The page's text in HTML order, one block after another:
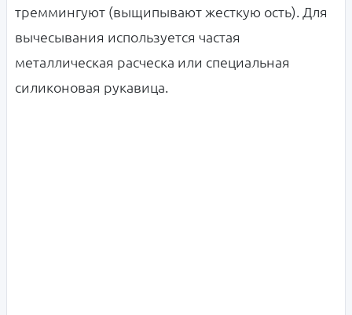
треммингуют (выщипывают жесткую ость). Для
вычесывания используется частая
металлическая расческа или специальная
силиконовая рукавица.